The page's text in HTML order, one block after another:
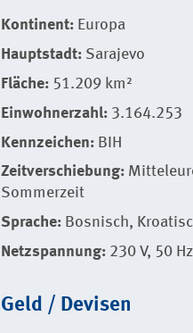
Kontinent: Europa
Hauptstadt: Sarajevo
Fläche: 51.209 km²
Einwohnerzahl: 3.164.253
Kennzeichen: BIH
Zeitverschiebung:
Sommerzeit
Sprache: Bosnisch,
Netzspannung: 230 V, 50 Hz
Geld / Devisen